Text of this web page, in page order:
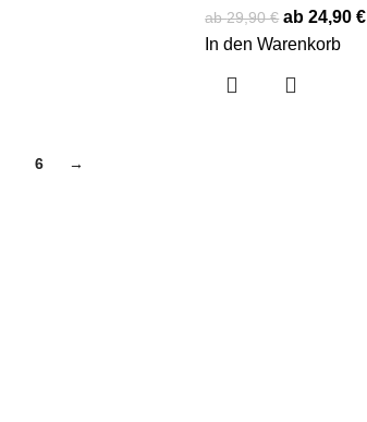
29,90€ 24,90€
In den Warenkorb
6 →